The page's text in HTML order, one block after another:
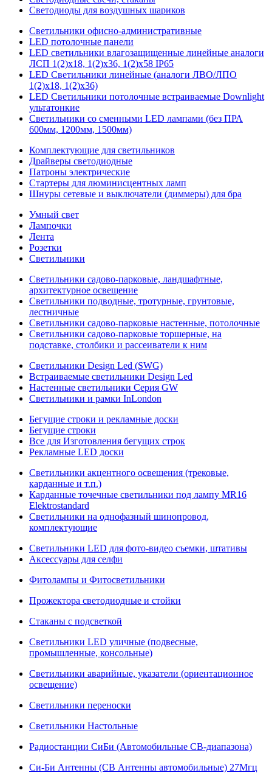
Светодиоды для воздушных шариков
Светильники офисно-административные
LED потолочные панели
LED светильники влагозащищенные линейные аналоги
ЛСП 1(2)х18, 1(2)х36, 1(2)х58 IP65
LED Светильники линейные (аналоги ЛВО/ЛПО
1(2)х18, 1(2)х36)
LED Светильники потолочные встраиваемые Downlight
ультатонкие
Светильники со сменными LED лампами (без ПРА
600мм, 1200мм, 1500мм)
Комплектующие для светильников
Драйверы светодиодные
Патроны электрические
Стартеры для люминисцентных ламп
Шнуры сетевые и выключатели (диммеры) для бра
Умный свет
Лампочки
Лента
Розетки
Светильники
Светильники садово-парковые, ландшафтные,
архитектурное освещение
Светильники подводные, тротурные, грунтовые,
лестничные
Светильники садово-парковые настенные, потолочные
Светильники садово-парковые торшерные, на
подставке, столбики и рассеиватели к ним
Светильники Design Led (SWG)
Встраиваемые светильники Design Led
Настенные светильники Серия GW
Светильники и рамки InLondon
Бегущие строки и рекламные доски
Бегущие строки
Все для Изготовления бегущих строк
Рекламные LED доски
Светильники акцентного освещения (трековые,
карданные и т.п.)
Карданные точечные светильники под лампу MR16
Elektrostandard
Светильники на однофазный шинопровод,
комплектующие
Светильники LED для фото-видео съемки, штативы
Аксессуары для селфи
Фитолампы и Фитосветильники
Прожектора светодиодные и стойки
Стаканы с подсветкой
Светильники LED уличные (подвесные,
промышленные, консольные)
Светильники аварийные, указатели (ориентационное
освещение)
Светильники переноски
Светильники Настольные
Радиостанции СиБи (Автомобильные СВ-диапазона)
Си-Би Антенны (СВ Антенны автомобильные) 27Мгц